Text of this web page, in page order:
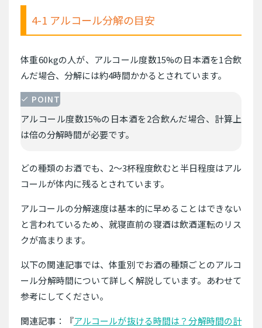
4-1 アルコール分解の目安
体重60kgの人が、アルコール度数15%の日本酒を1合飲
んだ場合、分解には約4時間かかるとされています。
POINT
アルコール度数15%の日本酒を2合飲んだ場合、計算上
は倍の分解時間が必要です。
どの種類のお酒でも、2〜3杯程度飲むと半日程度はアル
コールが体内に残るとされています。
アルコールの分解速度は基本的に早めることはできない
と言われているため、就寝直前の寝酒は飲酒運転のリス
クが高まります。
以下の関連記事では、体重別でお酒の種類ごとのアルコ
ール分解時間について詳しく解説しています。あわせて
参考にしてください。
関連記事：『アルコールが抜ける時間は？分解時間の計